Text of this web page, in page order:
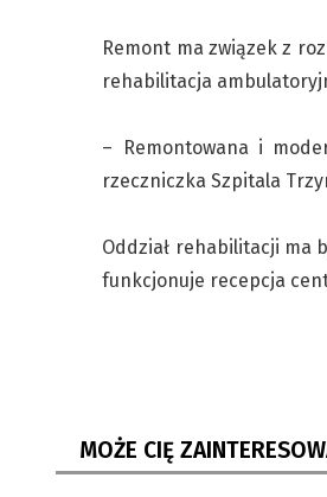
Remont ma związek z
rehabilitacja
– Remontowana i
rzeczniczka Szpitala
Oddział rehabilitacji ma
funkcjonuje recepcja
MOŻE CIĘ